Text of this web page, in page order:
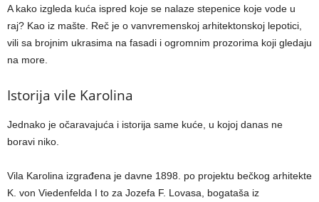
A kako izgleda kuća ispred koje se nalaze stepenice koje vode u
raj? Kao iz mašte. Reč je o vanvremenskoj arhitektonskoj lepotici,
vili sa brojnim ukrasima na fasadi i ogromnim prozorima koji gledaju
na more.
Istorija vile Karolina
Jednako je očaravajuća i istorija same kuće, u kojoj danas ne
boravi niko.
Vila Karolina izgrađena je davne 1898. po projektu bečkog arhitekte
K. von Viedenfelda I to za Jozefa F. Lovasa, bogataša iz